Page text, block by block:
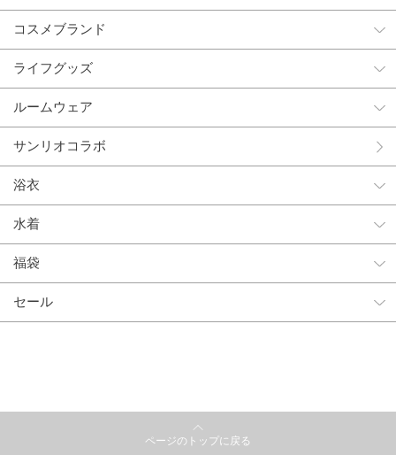
コスメブランド
ライフグッズ
ルームウェア
サンリオコラボ
浴衣
水着
福袋
セール
ページのトップに戻る